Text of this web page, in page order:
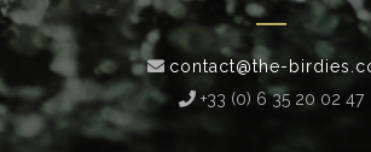
contact@the-
+33 (0) 6 35 20 02 47‬